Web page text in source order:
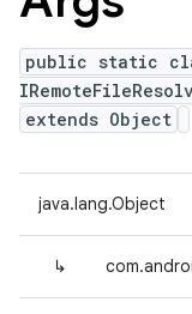
public static
extends Object
java.lang.Object
↳